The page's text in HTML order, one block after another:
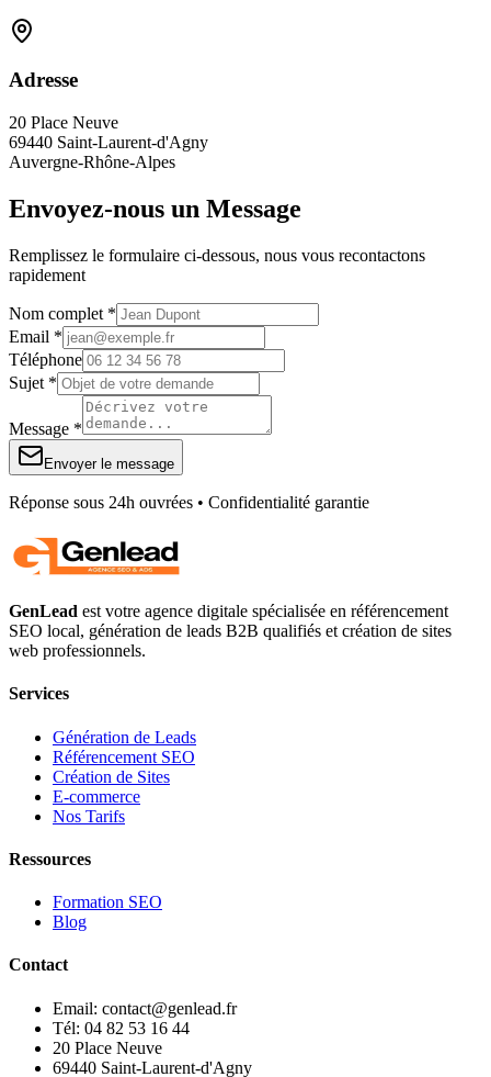
Adresse
20 Place Neuve
69440 Saint-Laurent-d'Agny
Auvergne-Rhône-Alpes
Envoyez-nous un Message
Remplissez le formulaire ci-dessous, nous vous recontactons
rapidement
Nom complet *
Email *
Téléphone
Sujet *
Message *
Envoyer le message
Réponse sous 24h ouvrées • Confidentialité garantie
GenLead est votre agence digitale spécialisée en référencement
SEO local, génération de leads B2B qualifiés et création de sites
web professionnels.
Services
Génération de Leads
Référencement SEO
Création de Sites
E-commerce
Nos Tarifs
Ressources
Formation SEO
Blog
Contact
Email: contact@genlead.fr
Tél: 04 82 53 16 44
20 Place Neuve
69440 Saint-Laurent-d'Agny